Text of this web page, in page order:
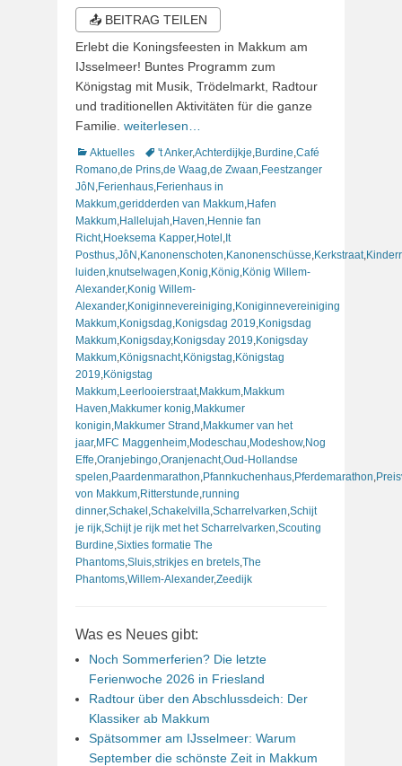
📤 BEITRAG TEILEN
Erlebt die Koningsfeesten in Makkum am
IJsselmeer! Buntes Programm zum
Königstag mit Musik, Trödelmarkt, Radtour
und traditionellen Aktivitäten für die ganze
Familie. weiterlesen…
Kategorien
Aktuelles Schlagworte
't Anker,Achterdijkje Burdine Café
Romano de Prins de Waag de Zwaan Feestzanger
JôN Ferienhaus Ferienhaus in
Makkum geridderden van Makkum Hafen
Makkum Hallelujah Haven Hennie fan
Richt, Hoeksema Kapper, Hotel It
Posthus JôN Kanonenschoten Kanonenschüsse Kerkstraat
luiden knutselwagen Konig König König Willem-
Alexander, Konig Willem-
Alexander, Koniginnevereiniging Koniginnevereiniging
Makkum Konigsdag Konigsdag 2019 Konigsdag
Makkum Konigsday, Konigsday 2019 Konigsday
Makkum Königsnacht, Königstag Königstag
2019 Königstag
Makkum Leerlooierstraat, Makkum Makkum
Haven Makkumer konig Makkumer
konigin Makkumer Strand Makkumer van het
jaar, MFC Maggenheim Modeschau Modeshow, Nog
Effe Oranjebingo Oranjenacht,Oud-Hollandse
spelen Paardenmarathon Pfannkuchenhaus Pferdemarathon
von Makkum Ritterstunde running
dinner,Schakel Schakelvilla Scharrelvarken Schijt
je rijk Schijt je rijk met het Scharrelvarken Scouting
Burdine Sixties formatie The
Phantoms Sluis strikjes en bretels The
Phantoms Willem-Alexander,Zeedijk
Was es Neues gibt:
Noch Sommerferien? Die letzte
Ferienwoche 2026 in Friesland
Radtour über den Abschlussdeich: Der
Klassiker ab Makkum
Spätsommer am IJsselmeer: Warum
September die schönste Zeit in Makkum